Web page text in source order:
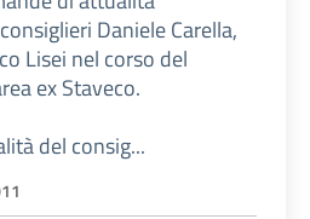
Daniele Carella,
Lisei nel corso del
ex Staveco.
del consig...